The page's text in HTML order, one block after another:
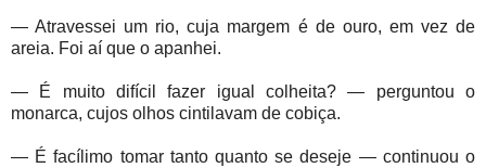
— Atravessei um rio, cuja margem é de ouro, em vez de
areia. Foi aí que o apanhei.
— É muito difícil fazer igual colheita? — perguntou o
monarca, cujos olhos cintilavam de cobiça.
— É facílimo tomar tanto quanto se deseje — continuou o